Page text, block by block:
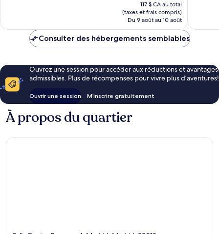
est
de
107 $ CA
117 $ CA au total
(taxes et frais compris)
Du 9 août au 10 août
Consulter des hébergements semblables
Ouvrez une session pour accéder aux réductions et avantages
admissibles. Plus de récompenses pour vivre plus d’aventures!
Ouvrir une session M’inscrire gratuitement
À propos du quartier